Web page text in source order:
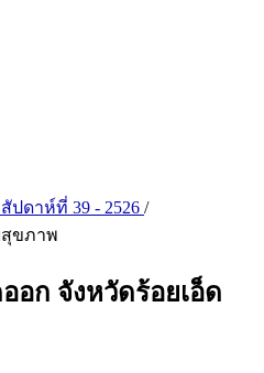
ปดาห์ที่​ 39 - 2526 /
ขภาพ
อก จังหวัดร้อยเอ็ด